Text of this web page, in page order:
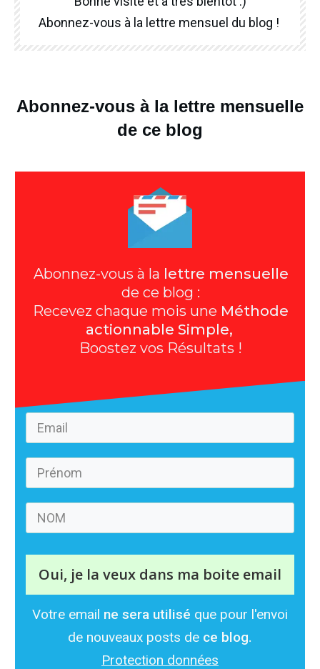
Abonnez-vous à la lettre mensuel du blog !
Abonnez-vous à la lettre mensuelle
de ce blog
Abonnez-vous à la lettre mensuelle
de ce blog :
Recevez chaque mois une Méthode
actionnable Simple,
Boostez vos Résultats !
Oui, je la veux dans ma boite email
Votre email ne sera utilisé que pour l'envoi
de nouveaux posts de ce blog.
Protection données